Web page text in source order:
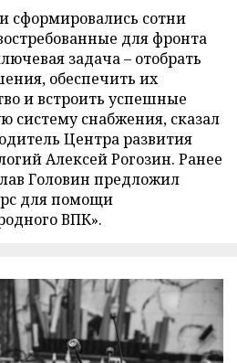
сформировались сотни
для фронта
задача – отобрать
обеспечить их
и встроить успешные
систему снабжения, сказал
Центра развития
Алексей Рогозин. Ранее
Головин предложил
для помощи
ВПК».